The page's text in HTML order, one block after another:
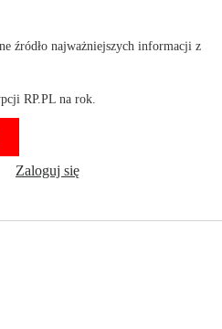
źródło najważniejszych informacji z
RP.PL na rok.
Zaloguj się